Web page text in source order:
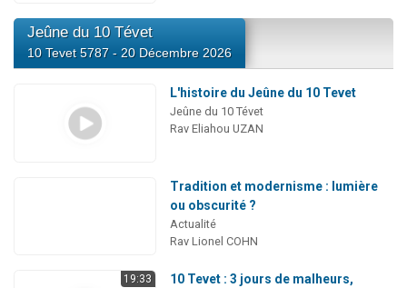
Jeûne du 10 Tévet
10 Tevet 5787 - 20 Décembre 2026
L'histoire du Jeûne du 10 Tevet
Jeûne du 10 Tévet
Rav Eliahou UZAN
Tradition et modernisme : lumière
ou obscurité ?
Actualité
Rav Lionel COHN
19:33
10 Tevet : 3 jours de malheurs,